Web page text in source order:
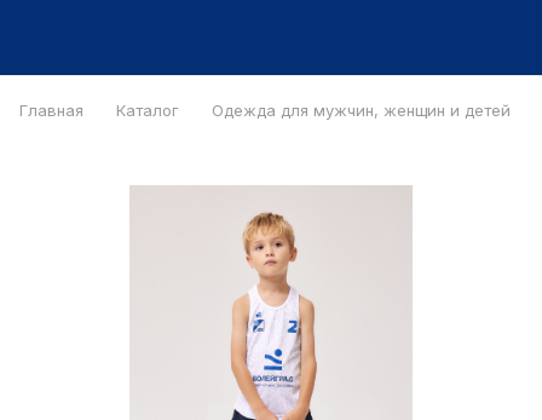
Главная Каталог Одежда для мужчин, женщин и детей